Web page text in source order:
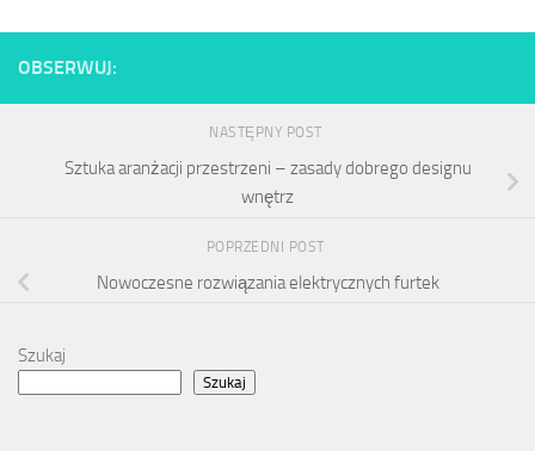
OBSERWUJ:
NASTĘPNY POST
Sztuka aranżacji przestrzeni – zasady dobrego designu
wnętrz
POPRZEDNI POST
Nowoczesne rozwiązania elektrycznych furtek
Szukaj
Szukaj